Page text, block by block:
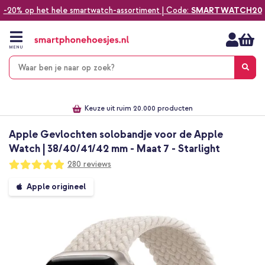
-20% op het hele smartwatch-assortiment | Code: SMARTWATCH20
naar
inhoud
MENU
Alles voor jouw telefoon, tablet, smartwatch of laptop
Keuze uit ruim 20.000 producten
We've got you covered!
Apple Gevlochten solobandje voor de Apple
Watch | 38/40/41/42 mm - Maat 7 - Starlight
Waardering:
98
100
280 reviews
Ga
naar
Apple origineel